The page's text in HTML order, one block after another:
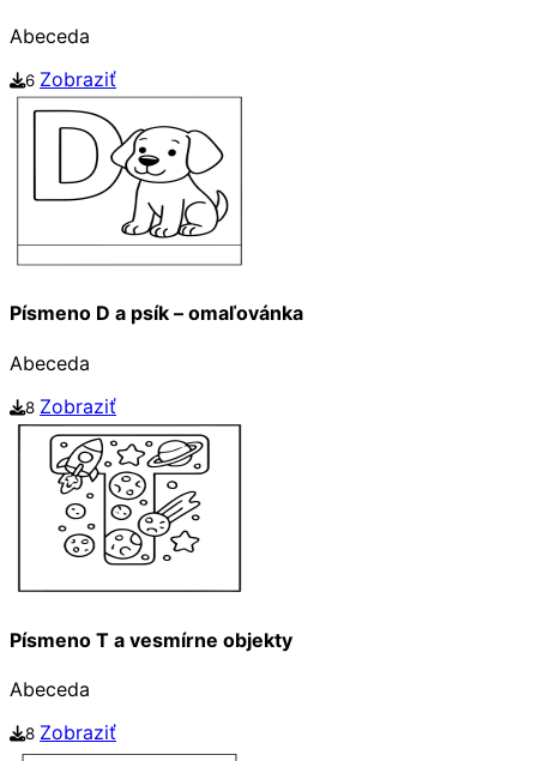
Abeceda
6 Zobraziť
Písmeno D a psík – omaľovánka
Abeceda
8 Zobraziť
Písmeno T a vesmírne objekty
Abeceda
8 Zobraziť